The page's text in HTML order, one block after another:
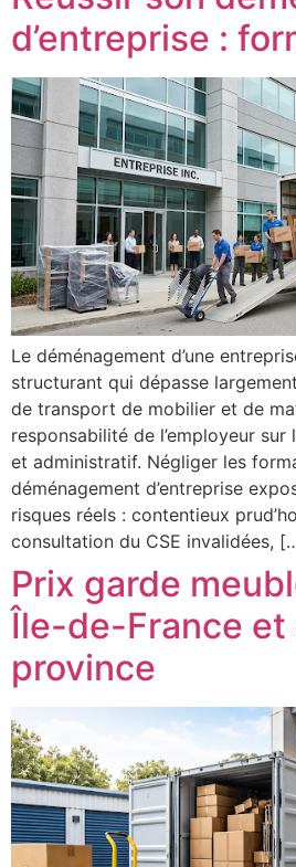
d’entreprise :
Le déménagement d’une
structurant qui dépasse
de transport de mobilier et de
responsabilité de l’employeur
et administratif. Négliger les
déménagement d’entreprise
risques réels : contentieux
consultation du CSE invalidées,
Prix garde
Île-de-France et
province